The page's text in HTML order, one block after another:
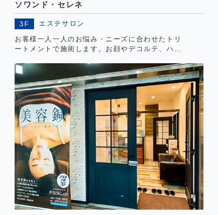
ソワンド・セレネ
3F
エステサロン
お客様一人一人のお悩み・ニーズに合わせたトリ
ートメントで施術します。お顔やデコルテ、ハン
す。半個室のプライベート空間でリラックスなお
時間をお過ごしいただけます。